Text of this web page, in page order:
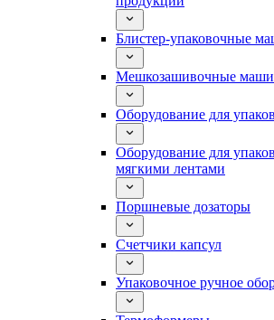
Блистер-упаковочные
Мешкозашивочные
Оборудование для
Оборудование для
мягкими лентами
Поршневые дозаторы
Счетчики капсул
Упаковочное ручное